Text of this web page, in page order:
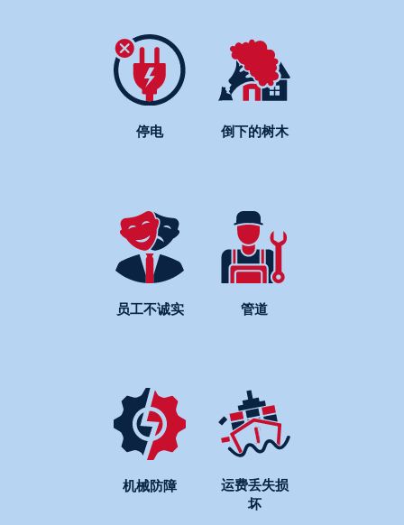
停电 倒下的树木
员工不诚实 管道
机械防障
运费丢失损
坏